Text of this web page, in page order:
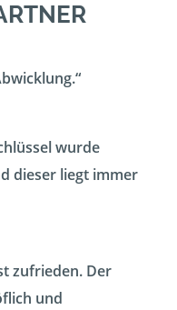
wurde
dieser liegt immer
zufrieden. Der
und